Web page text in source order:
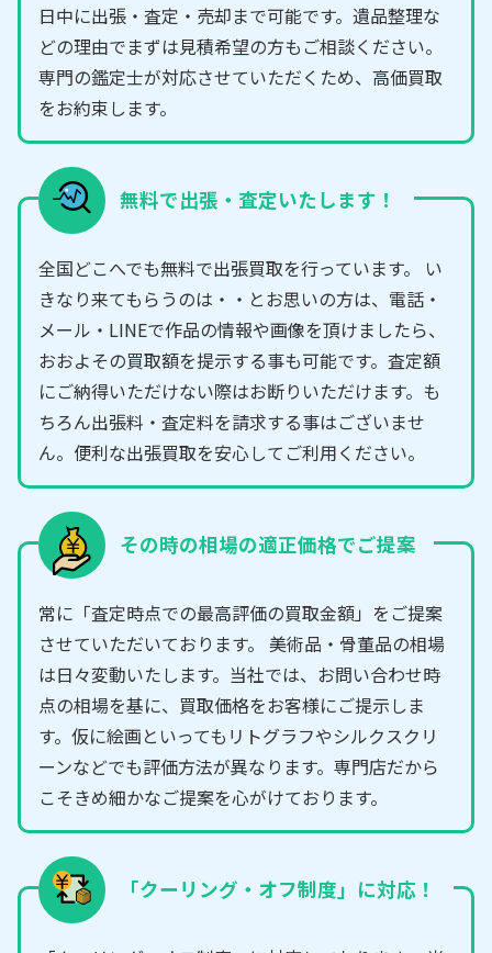
日中に出張・査定・売却まで可能です。遺品整理な
どの理由でまずは見積希望の方もご相談ください。
専門の鑑定士が対応させていただくため、高価買取
をお約束します。
無料で出張・査定いたします！
全国どこへでも無料で出張買取を行っています。 い
きなり来てもらうのは・・とお思いの方は、電話・
メール・LINEで作品の情報や画像を頂けましたら、
おおよその買取額を提示する事も可能です。査定額
にご納得いただけない際はお断りいただけます。も
ちろん出張料・査定料を請求する事はございませ
ん。便利な出張買取を安心してご利用ください。
その時の相場の適正価格でご提案
常に「査定時点での最高評価の買取金額」をご提案
させていただいております。 美術品・骨董品の相場
は日々変動いたします。当社では、お問い合わせ時
点の相場を基に、買取価格をお客様にご提示しま
す。仮に絵画といってもリトグラフやシルクスクリ
ーンなどでも評価方法が異なります。専門店だから
こそきめ細かなご提案を心がけております。
「クーリング・オフ制度」に対応！